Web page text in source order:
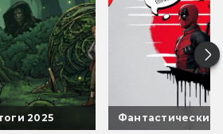
2025 Фантастические